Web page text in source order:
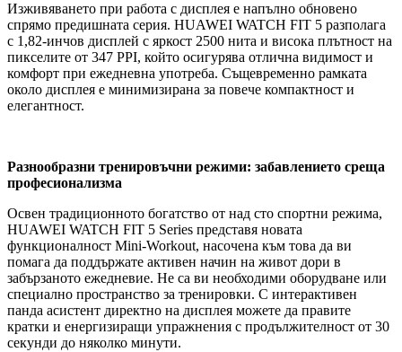
Изживяването при работа с дисплея е напълно обновено
спрямо предишната серия. HUAWEI WATCH FIT 5 разполага
с 1,82-инчов дисплей с яркост 2500 нита и висока плътност на
пикселите от 347 PPI, който осигурява отлична видимост и
комфорт при ежедневна употреба. Същевременно рамката
около дисплея е минимизирана за повече компактност и
елегантност.
Разнообразни тренировъчни режими: забавлението среща
професионализма
Освен традиционното богатство от над сто спортни режима,
HUAWEI WATCH FIT 5 Series представя новата
функционалност Mini-Workout, насочена към това да ви
помага да поддържате активен начин на живот дори в
забързаното ежедневие. Не са ви необходими оборудване или
специално пространство за тренировки. С интерактивен
панда асистент директно на дисплея можете да правите
кратки и енергизиращи упражнения с продължителност от 30
секунди до няколко минути.